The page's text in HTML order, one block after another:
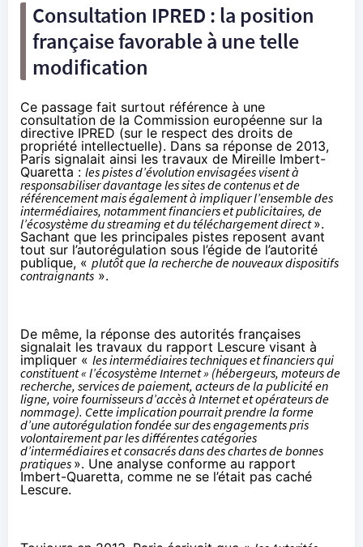
Consultation IPRED : la position
française favorable à une telle
modification
Ce passage fait surtout référence à une
consultation de la Commission européenne sur la
directive IPRED (sur le respect des droits de
propriété intellectuelle). Dans sa réponse de 2013,
Paris signalait ainsi les travaux de Mireille Imbert-
Quaretta : les pistes d’évolution envisagées visent à
responsabiliser davantage les sites de contenus et de
référencement mais également à impliquer l’ensemble des
intermédiaires, notamment financiers et publicitaires, de
l’écosystème du streaming et du téléchargement direct».
Sachant que les principales pistes reposent avant
tout sur l’autorégulation sous l’égide de l’autorité
publique, « plutôt que la recherche de nouveaux dispositifs
contraignants ».
De même, la réponse des autorités françaises
signalait les travaux du rapport Lescure visant à
impliquer « les intermédiaires techniques et financiers qui
constituent « l’écosystème Internet » (hébergeurs, moteurs de
recherche, services de paiement, acteurs de la publicité en
ligne, voire fournisseurs d’accès à Internet et opérateurs de
nommage). Cette implication pourrait prendre la forme
d’une autorégulation fondée sur des engagements pris
volontairement par les différentes catégories
d’intermédiaires et consacrés dans des chartes de bonnes
pratiques ». Une analyse conforme au rapport
Imbert-Quaretta, comme ne se l’était pas caché
Lescure.